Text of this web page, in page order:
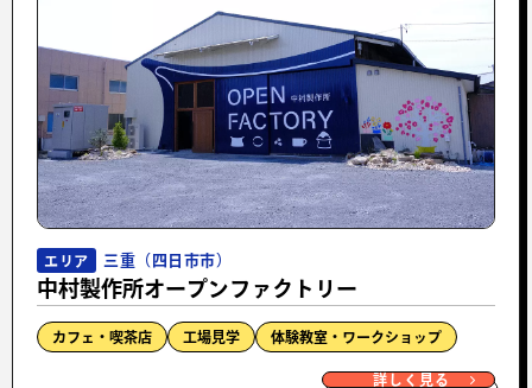
エリア 三重（四日市市）
中村製作所オープンファクトリー
カフェ・喫茶店 工場見学 体験教室・ワークショップ
詳しく見る